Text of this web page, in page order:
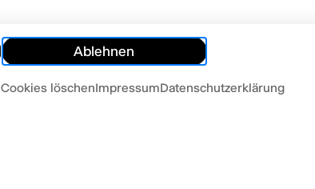
Ablehnen
Cookies löschenImpressumDatenschutzerklärung